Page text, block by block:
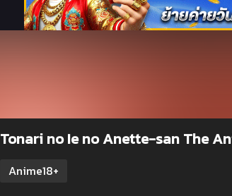
Tonari no Ie no Anette-san The
Anime18+